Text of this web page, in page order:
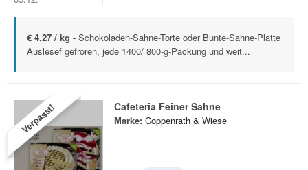
€ 4,27 / kg - Schokoladen-Sahne-Torte oder Bunte-Sahne-Platte
Auslesef gefroren, jede 1400/ 800-g-Packung und weit...
Verpasst! Cafeteria Feiner Sahne
Marke: Coppenrath & Wiese